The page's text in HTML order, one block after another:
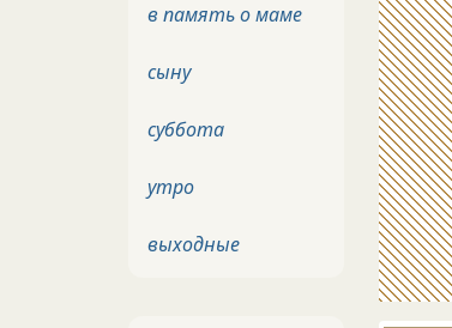
в память о маме
сыну
суббота
утро
выходные